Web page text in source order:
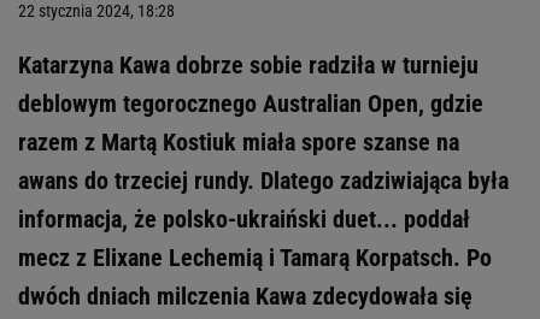
22 stycznia 2024, 18:28
Katarzyna Kawa dobrze sobie radziła w turnieju
deblowym tegorocznego Australian Open, gdzie
razem z Martą Kostiuk miała spore szanse na
awans do trzeciej rundy. Dlatego zadziwiająca była
informacja, że polsko-ukraiński duet... poddał
mecz z Elixane Lechemią i Tamarą Korpatsch. Po
dwóch dniach milczenia Kawa zdecydowała się